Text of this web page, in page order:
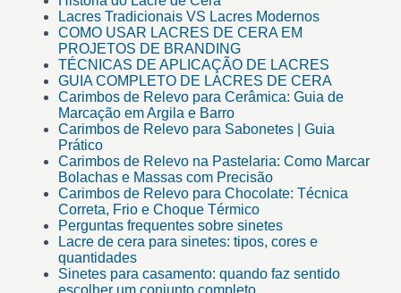
Lacres Tradicionais VS Lacres Modernos
COMO USAR LACRES DE CERA EM
PROJETOS DE BRANDING
TÉCNICAS DE APLICAÇÃO DE LACRES
GUIA COMPLETO DE LACRES DE CERA
Carimbos de Relevo para Cerâmica: Guia de
Marcação em Argila e Barro
Carimbos de Relevo para Sabonetes | Guia
Prático
Carimbos de Relevo na Pastelaria: Como Marcar
Bolachas e Massas com Precisão
Carimbos de Relevo para Chocolate: Técnica
Correta, Frio e Choque Térmico
Perguntas frequentes sobre sinetes
Lacre de cera para sinetes: tipos, cores e
quantidades
Sinetes para casamento: quando faz sentido